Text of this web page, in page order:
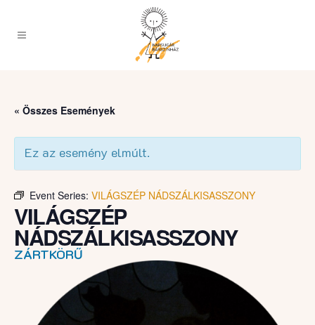
« Összes Események
Ez az esemény elmúlt.
Event Series: VILÁGSZÉP NÁDSZÁLKISASSZONY
VILÁGSZÉP
NÁDSZÁLKISASSZONY
ZÁRTKÖRŰ